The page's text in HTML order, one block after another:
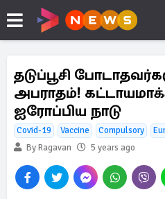
தடுப்பூசி
அபராதம்!
ஐரோப்பிய நாடு
Covid-19 Vaccine Compulsory
By Ragavan
5 years ago